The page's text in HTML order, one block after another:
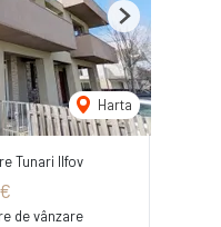
Harta
Next
Tunari Ilfov
de vânzare